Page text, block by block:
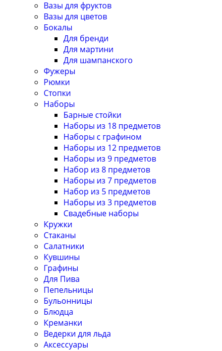
Вазы для фруктов
Вазы для цветов
Бокалы
Для бренди
Для мартини
Для шампанского
Фужеры
Рюмки
Стопки
Наборы
Барные стойки
Наборы из 18 предметов
Наборы с графином
Наборы из 12 предметов
Наборы из 9 предметов
Набор из 8 предметов
Наборы из 7 предметов
Набор из 5 предметов
Наборы из 3 предметов
Свадебные наборы
Кружки
Стаканы
Салатники
Кувшины
Графины
Для Пива
Пепельницы
Бульонницы
Блюдца
Креманки
Ведерки для льда
Аксессуары